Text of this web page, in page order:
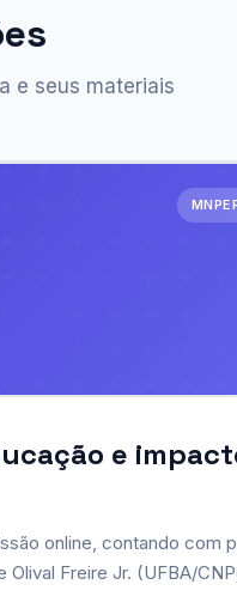
e seus materiais
e
online, contando com
Freire Jr. (UFBA/